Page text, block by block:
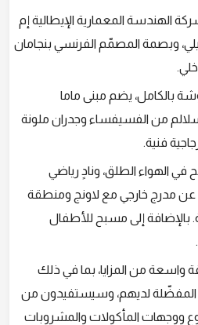
الهندسة المعمارية الإيطالية إم
وبصمة المصمّم الفرنسي بنجامان
بالكامل، يضم مبنى ماما
من الفسيفساء وجدران ملونة
فنية.
لسكانه 4 مسابح في الهواء الطلق، ونادٍ رياضي
عن مدرج خارجي مع لاونج ومنطقة
إلى مسبح للأطفال
من المزايا، بما في ذلك
المفضّلة لديهم، وسيستفيدون من
ووجهات المأكولات والمشروبات